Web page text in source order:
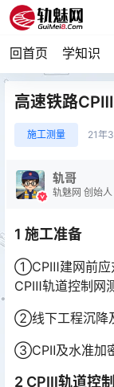
回首页 学知识
高速铁路
施工测量 21年
轨哥
轨魅网 创始人
1 施工准备
①CPⅢ建网前应
CPⅢ轨道控制网
②线下工程沉降
③CPⅡ及水准加
2 CPⅢ轨道控